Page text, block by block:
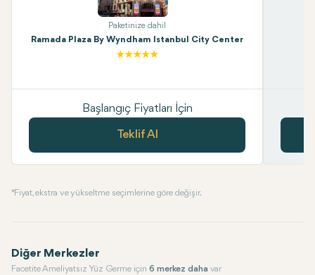
Paketinize dahil
Ramada Plaza By Wyndham Istanbul City Center
Başlangıç Fiyatları İçin
Teklif Al
* Fiyat, ekstra ve yükseltme seçimlerine göre değişir.
Diğer Merkezler
Facetite Ameliyatsız Yüz Germe için 6 merkez daha var